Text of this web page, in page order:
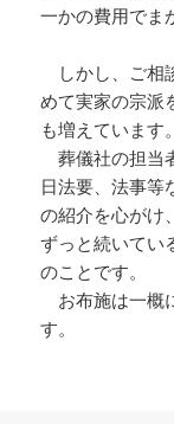
一かの費用でま
しかし、ご相
めて実家の宗派
も増えています。
葬儀社の担当
日法要、法事等
の紹介を心がけ
ずっと続いてい
のことです。
お布施は一概
す。